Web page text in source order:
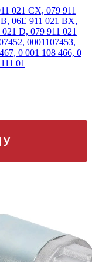
021 CX, 079 911
06E 911 021 BX,
D, 079 911 021
0001107453,
0 001 108 466, 0
01